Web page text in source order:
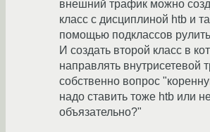
внешний трафик можно
класс с дисциплиной htb и
помощью подклассов
И создать второй класс в
направлять внутрисетевой
собственно вопрос
надо ставить тоже htb или
объязательно?"